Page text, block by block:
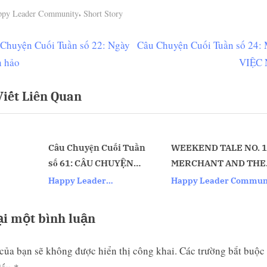
Leader Community, Short Story
Cuối Tuần số 22: Ngày
hảo
N
P
s
t
Câu Chuyện Cuối Tuần số 24:
VIỆC
Liên Quan
Câu Chuyện Cuối Tuần
số 61: CÂU CHUYỆN
CUỘC SỐNG
Happy Leader
WEEKEND TALE NO.
MERCHANT AND THE
WOODCUTTER
Happy Leader Community
một bình luận
bạn sẽ không được hiển thị công khai. Các trường bắt